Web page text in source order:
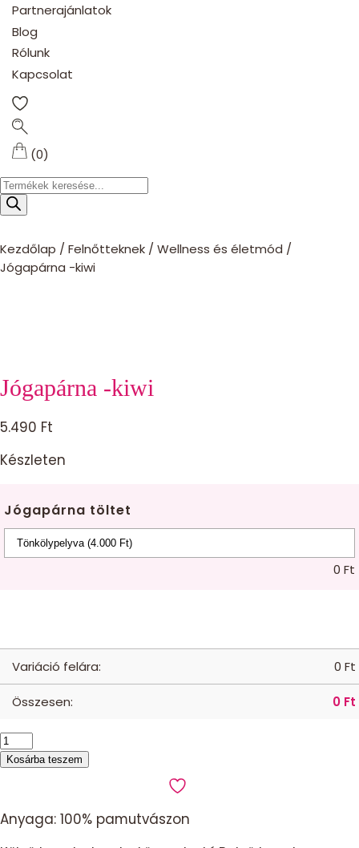
Partnerajánlatok
Blog
Rólunk
Kapcsolat
(0)
Products
search
Kezdőlap /Felnőtteknek /Wellness és életmód /
Jógapárna -kiwi
Jógapárna -kiwi
5.490 Ft
Készleten
Jógapárna töltet
0 Ft
Variáció felára: 0 Ft
Összesen: 0 Ft
Jógapárna
- Kosárba teszem
Anyaga: 100% pamutvászon